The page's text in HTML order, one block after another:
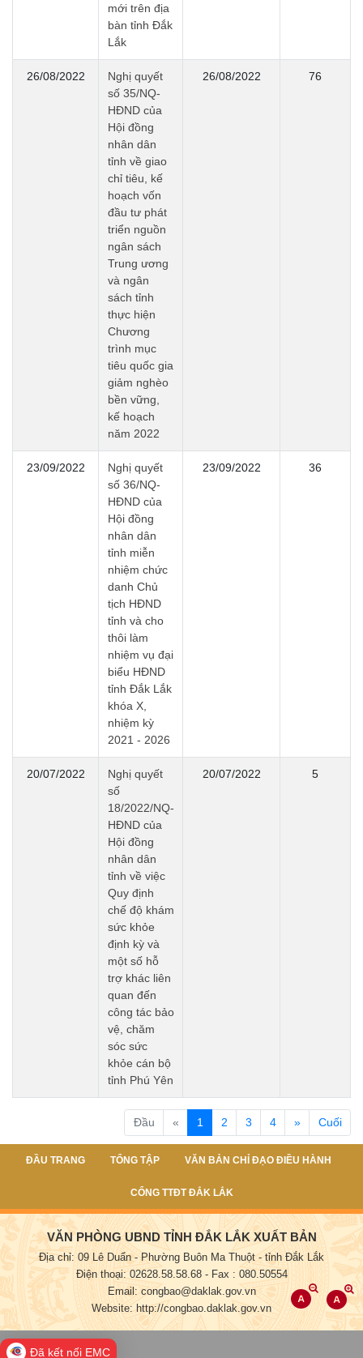
mới trên địa
bàn tỉnh Đắk
Lắk
26/08/2022
Nghị quyết
số 35/NQ-
HĐND của
Hội đồng
nhân dân
tỉnh về giao
chỉ tiêu, kế
hoạch vốn
đầu tư phát
triển nguồn
ngân sách
Trung ương
và ngân
sách tỉnh
thực hiện
Chương
trình mục
tiêu quốc gia
giảm nghèo
bền vững,
kế hoạch
năm 2022
26/08/2022 76
23/09/2022
Nghị quyết
số 36/NQ-
HĐND của
Hội đồng
nhân dân
tỉnh miễn
nhiệm chức
danh Chủ
tịch HĐND
tỉnh và cho
thôi làm
nhiệm vụ đại
biểu HĐND
tỉnh Đắk Lắk
khóa X,
nhiệm kỳ
2021 - 2026
23/09/2022 36
20/07/2022
Nghị quyết
số
18/2022/NQ-
HĐND của
Hội đồng
nhân dân
tỉnh về việc
Quy định
chế độ khám
sức khỏe
định kỳ và
một số hỗ
trợ khác liên
quan đến
công tác bảo
vệ, chăm
sóc sức
khỏe cán bộ
tỉnh Phú Yên
20/07/2022 5
Đầu « 1 (current)
2 3 4 » Cuối
ĐẦU TRANG TỔNG TẬP VĂN BẢN CHỈ ĐẠO ĐIỀU HÀNH
CỔNG TTĐT ĐẮK LẮK
VĂN PHÒNG UBND TỈNH ĐẮK LẮK XUẤT BẢN
Địa chỉ: 09 Lê Duẩn - Phường Buôn Ma Thuột - tỉnh Đắk Lắk
Điện thoại: 02628.58.58.68- Fax : 080.50554
Email: congbao@daklak.gov.vn
Website: http://congbao.daklak.gov.vn
Đã kết nối EMC